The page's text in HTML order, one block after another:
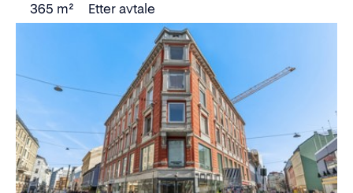
365 m² Etter avtale